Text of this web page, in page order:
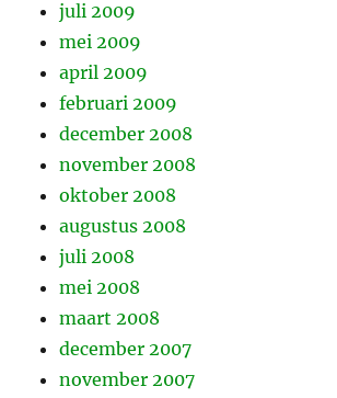
juli 2009
mei 2009
april 2009
februari 2009
december 2008
november 2008
oktober 2008
augustus 2008
juli 2008
mei 2008
maart 2008
december 2007
november 2007